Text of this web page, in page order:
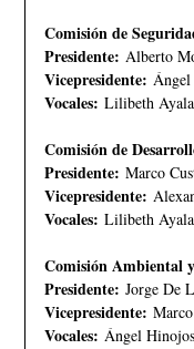
Comisión de
Presidente: Alberto
Vicepresidente: Ángel
Vocales: Lilibeth
Comisión de
Presidente: Marco
Vicepresidente:
Vocales: Lilibeth
Comisión Ambiental
Presidente: Jorge De
Vicepresidente:
Vocales: Ángel